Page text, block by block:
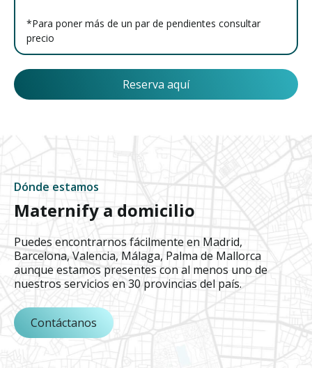
*Para poner más de un par de pendientes consultar
precio
Reserva aquí
Dónde estamos
Maternify a domicilio
Puedes encontrarnos fácilmente en Madrid,
Barcelona, Valencia, Málaga, Palma de Mallorca
aunque estamos presentes con al menos uno de
nuestros servicios en 30 provincias del país.
Contáctanos